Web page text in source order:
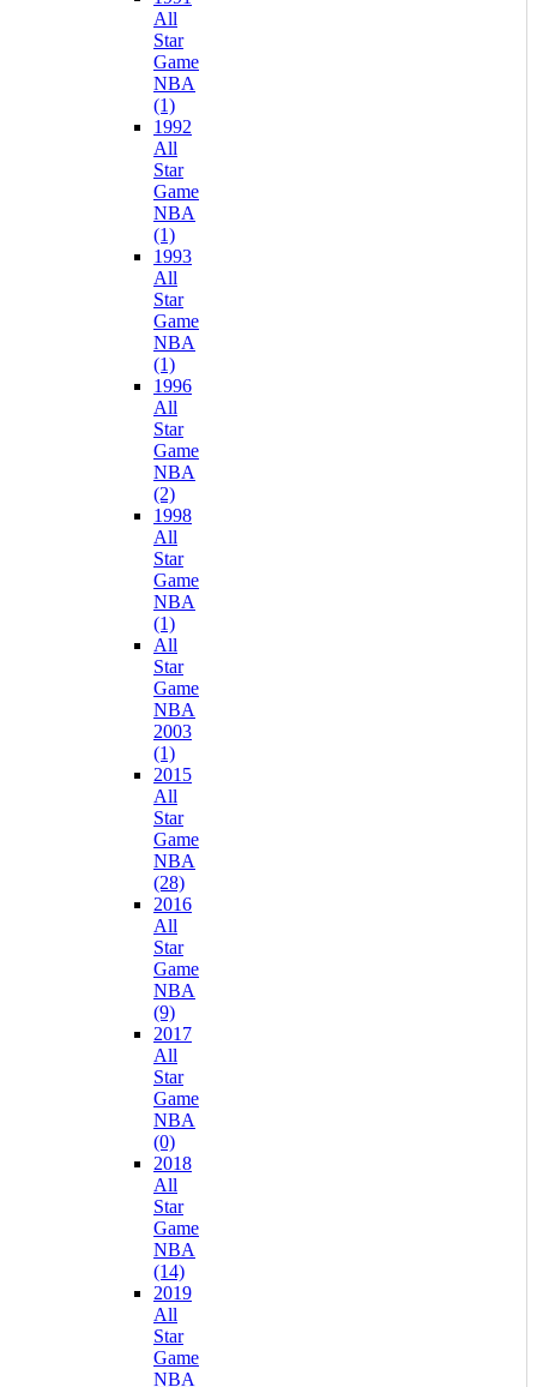
All
Star
Game
NBA
(1)
1992
All
Star
Game
NBA
(1)
1993
All
Star
Game
NBA
(1)
1996
All
Star
Game
NBA
(2)
1998
All
Star
Game
NBA
(1)
All
Star
Game
NBA
2003
(1)
2015
All
Star
Game
NBA
(28)
2016
All
Star
Game
NBA
(9)
2017
All
Star
Game
NBA
(0)
2018
All
Star
Game
NBA
(14)
2019
All
Star
Game
NBA